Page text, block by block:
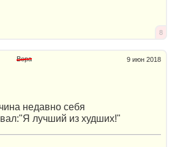
8
9 июн 2018
Вера
недавно себя
лучший из худших!"